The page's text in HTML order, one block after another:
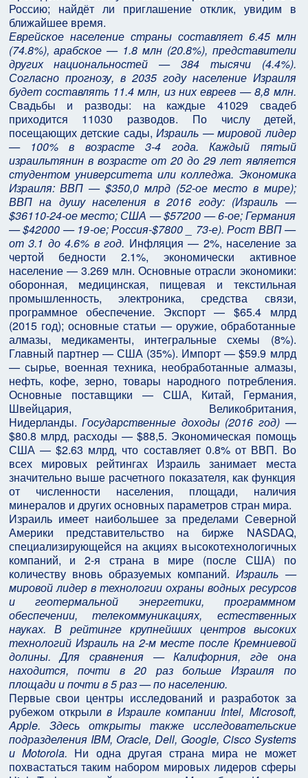
Россию; найдёт ли приглашение отклик, увидим в
ближайшее время.
Еврейское население страны составляет 6.45 млн
(74.8%), арабское — 1.8 млн (20.8%), представители
других национальностей — 384 тысячи (4.4%).
Согласно прогнозу, в 2035 году население Израиля
будет составлять 11.4 млн, из них евреев — 8,8 млн.
Свадьбы и разводы: на каждые 41029 свадеб
приходится 11030 разводов. По числу детей,
посещающих детские сады, Израиль — мировой лидер
— 100% в возрасте 3-4 года. Каждый пятый
израильтянин в возрасте от 20 до 29 лет является
студентом университета или колледжа. Экономика
Израиля: ВВП — $350,0 млрд (52-ое место в мире);
ВВП на душу населения в 2016 году: (Израиль —
$36110-24-ое место; США — $57200 — 6-ое; Германия
— $42000 — 19-ое; Россия-$7800 _ 73-е). Рост ВВП —
от 3.1 до 4.6% в год. Инфляция — 2%, население за
чертой бедности 2.1%, экономически активное
население — 3.269 млн. Основные отрасли экономики:
оборонная, медицинская, пищевая и текстильная
промышленность, электроника, средства связи,
программное обеспечение. Экспорт — $65.4 млрд
(2015 год); основные статьи — оружие, обработанные
алмазы, медикаменты, интегральные схемы (8%).
Главный партнер — США (35%). Импорт — $59.9 млрд
— сырье, военная техника, необработанные алмазы,
нефть, кофе, зерно, товары народного потребления.
Основные поставщики — США, Китай, Германия,
Швейцария, Великобритания,
Нидерланды.Государственные доходы (2016 год)—
$80.8 млрд, расходы — $88,5. Экономическая помощь
США — $2.63 млрд, что составляет 0.8% от ВВП. Во
всех мировых рейтингах Израиль занимает места
значительно выше расчетного показателя, как функция
от численности населения, площади, наличия
минералов и других основных параметров стран мира.
Израиль имеет наибольшее за пределами Северной
Америки представительство на бирже NASDAQ,
специализирующейся на акциях высокотехнологичных
компаний, и 2-я страна в мире (после США) по
количеству вновь образуемых компаний.Израиль —
мировой лидер в технологии охраны водных ресурсов
и геотермальной энергетики, программном
обеспечении, телекоммуникациях, естественных
науках. В рейтинге крупнейших центров высоких
технологий Израиль на 2-м месте после Кремниевой
долины. Для сравнения — Калифорния, где она
находится, почти в 20 раз больше Израиля по
площади и почти в 5 раз — по населению.
Первые свои центры исследований и разработок за
рубежом открылив Израиле компании Intel, Microsoft,
Apple. Здесь открыты также исследовательские
подразделения IBM, Oracle, Dell, Google, Cisco Systems
и Motorola. Ни одна другая страна мира не может
похвастаться таким набором мировых лидеров сферы